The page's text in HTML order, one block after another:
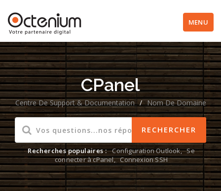
MENU
CPanel
Centre De Support & Documentation / Nom De Domaine
Recherches populaires : Configuration Outlook, Se
connecter à cPanel, Connexion SSH